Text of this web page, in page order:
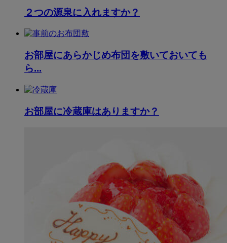
２つの源泉に入れますか？
お部屋にあらかじめ布団を敷いておいても
ら...
お部屋に冷蔵庫はありますか？